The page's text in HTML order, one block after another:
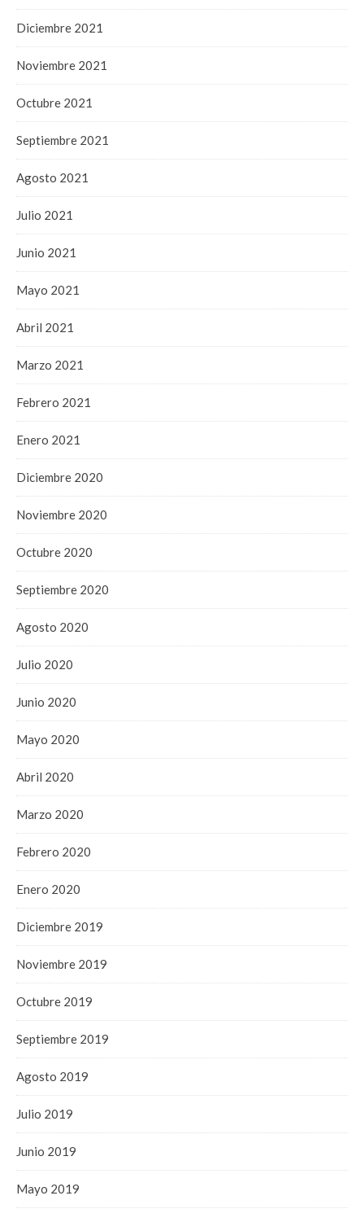
Diciembre 2021
Noviembre 2021
Octubre 2021
Septiembre 2021
Agosto 2021
Julio 2021
Junio 2021
Mayo 2021
Abril 2021
Marzo 2021
Febrero 2021
Enero 2021
Diciembre 2020
Noviembre 2020
Octubre 2020
Septiembre 2020
Agosto 2020
Julio 2020
Junio 2020
Mayo 2020
Abril 2020
Marzo 2020
Febrero 2020
Enero 2020
Diciembre 2019
Noviembre 2019
Octubre 2019
Septiembre 2019
Agosto 2019
Julio 2019
Junio 2019
Mayo 2019